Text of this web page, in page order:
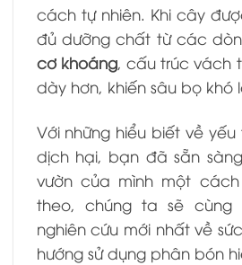
cách tự nhiên. Khi cây
đủ dưỡng chất từ các
cơ khoáng, cấu trúc vách
dày hơn, khiến sâu bọ khó
Với những hiểu biết về
dịch hại, bạn đã sẵn
vườn của mình một
theo, chúng ta sẽ
nghiên cứu mới nhất về
hướng sử dụng phân bón